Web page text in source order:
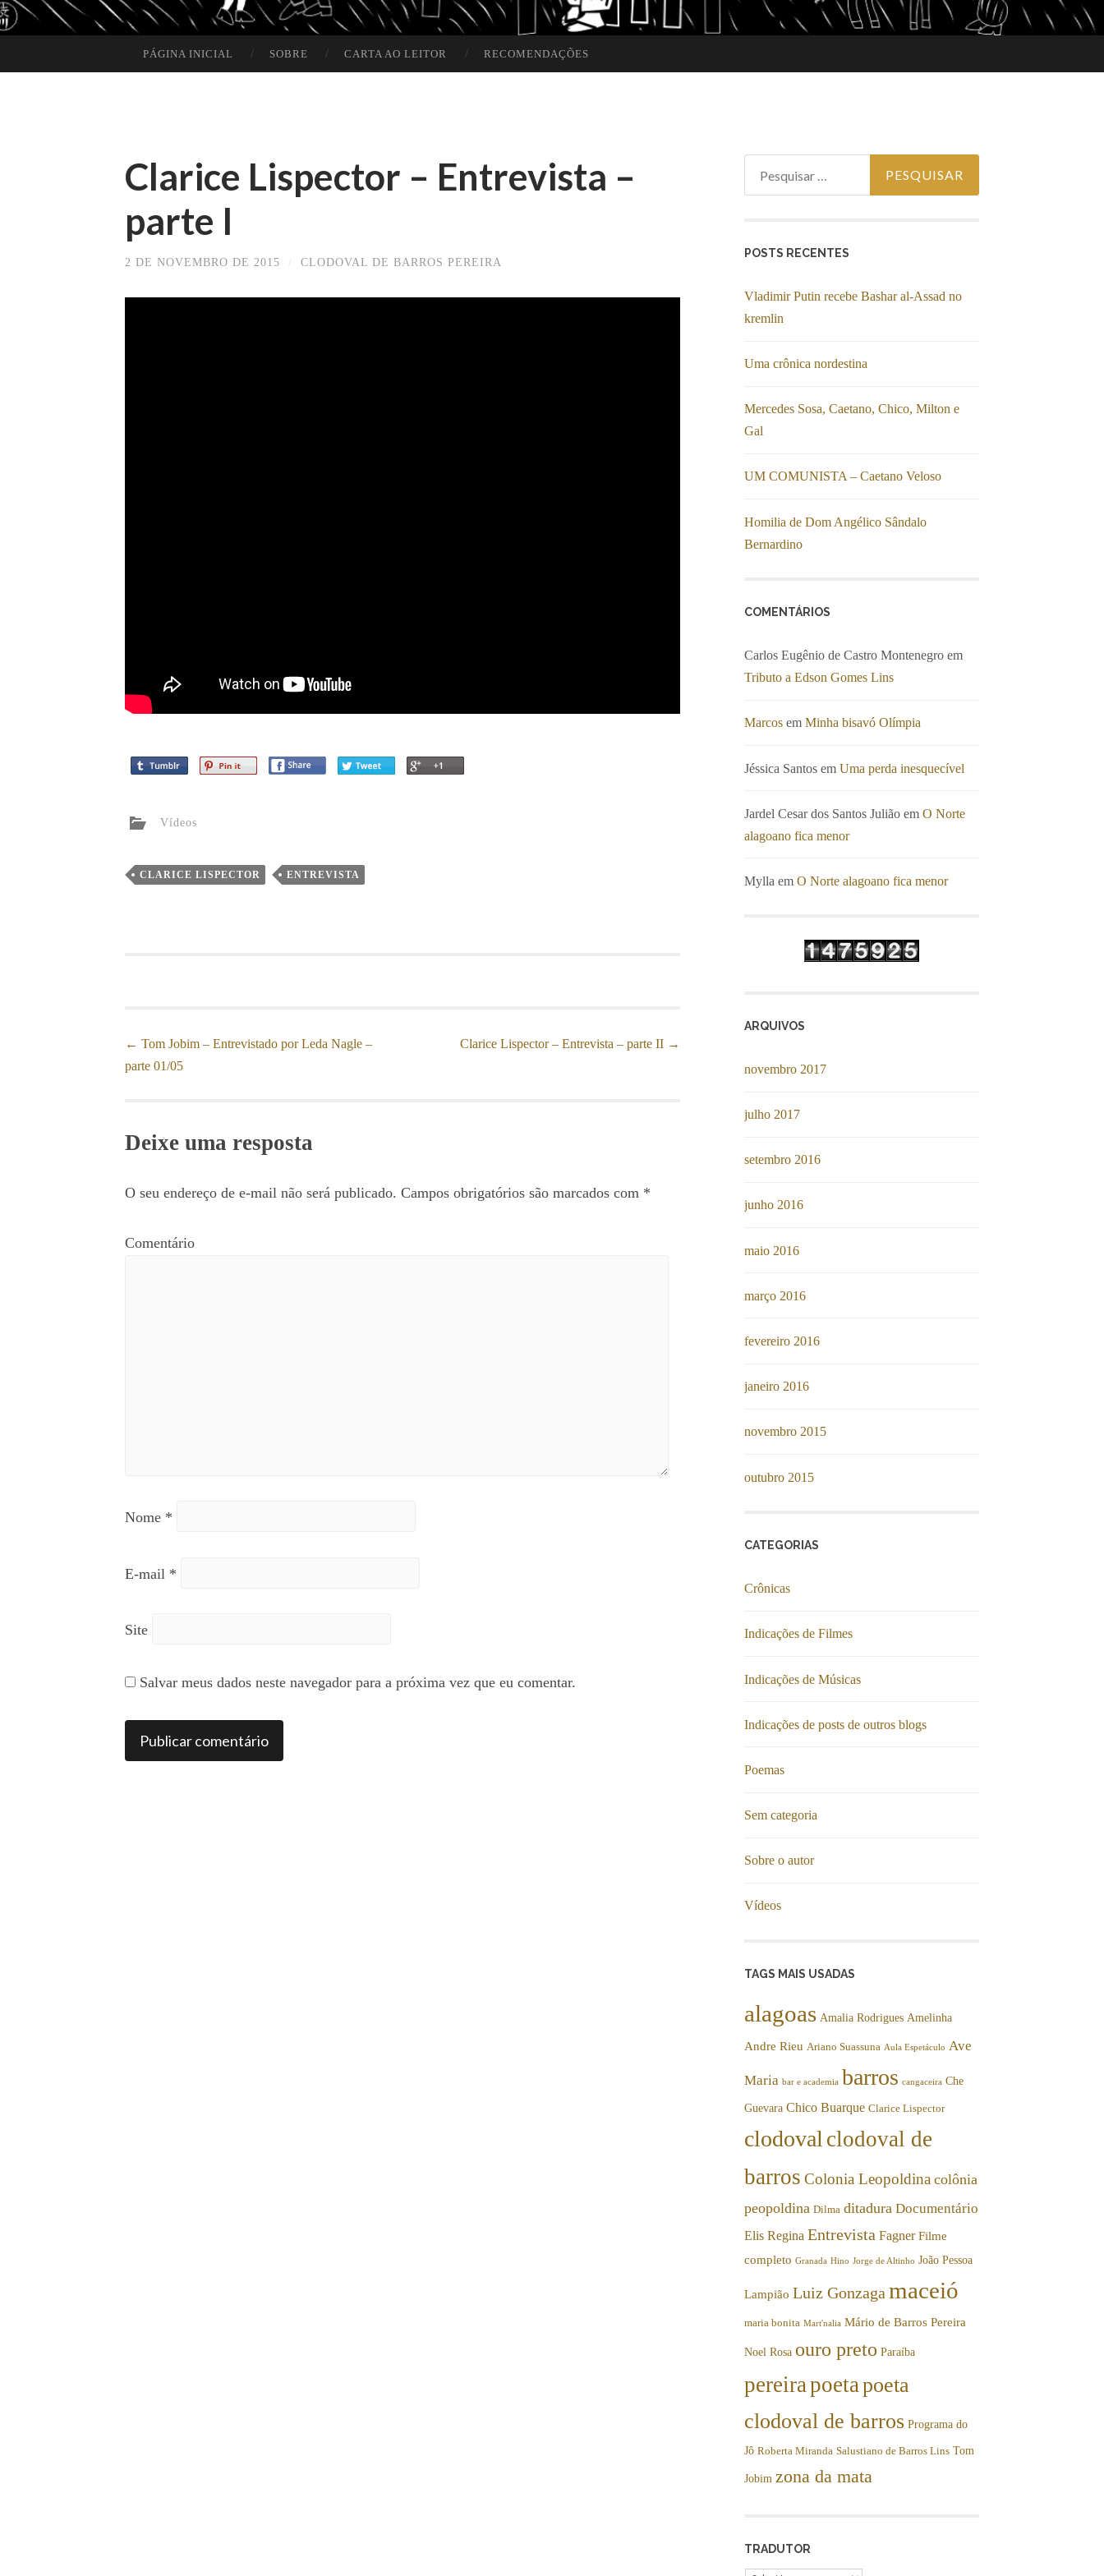
PÁGINA INICIAL SOBRE CARTA AO LEITOR RECOMENDAÇÕES
Clarice Lispector – Entrevista –
parte I
2 DE NOVEMBRO DE 2015 / CLODOVAL DE BARROS PEREIRA
Vídeos
CLARICE LISPECTOR ENTREVISTA
Post navigation
← Tom Jobim – Entrevistado por Leda Nagle –
parte 01/05
Clarice Lispector – Entrevista – parte II →
Deixe uma resposta
O seu endereço de e-mail não será publicado. Campos obrigatórios são marcados com *
Comentário
Nome *
E-mail *
Site
Salvar meus dados neste navegador para a próxima vez que eu comentar.
POSTS RECENTES
Vladimir Putin recebe Bashar al-Assad no
kremlin
Uma crônica nordestina
Mercedes Sosa, Caetano, Chico, Milton e
Gal
UM COMUNISTA – Caetano Veloso
Homilia de Dom Angélico Sândalo
Bernardino
COMENTÁRIOS
Carlos Eugênio de Castro Montenegro em
Tributo a Edson Gomes Lins
Marcos em Minha bisavó Olímpia
Jéssica Santos em Uma perda inesquecível
Jardel Cesar dos Santos Julião em O Norte
alagoano fica menor
Mylla em O Norte alagoano fica menor
ARQUIVOS
novembro 2017
julho 2017
setembro 2016
junho 2016
maio 2016
março 2016
fevereiro 2016
janeiro 2016
novembro 2015
outubro 2015
CATEGORIAS
Crônicas
Indicações de Filmes
Indicações de Músicas
Indicações de posts de outros blogs
Poemas
Sem categoria
Sobre o autor
Vídeos
TAGS MAIS USADAS
alagoas Amalia Rodrigues Amelinha
Andre Rieu Ariano Suassuna Aula Espetáculo Ave
Maria bar e academia barros cangaceira Che
Guevara Chico Buarque Clarice Lispector
clodoval clodoval de
barros Colonia Leopoldina colônia
peopoldina Dilma ditadura Documentário
Elis Regina Entrevista Fagner Filme
completo Granada Hino Jorge de Altinho João Pessoa
Lampião Luiz Gonzaga maceió
maria bonita Mart'nalia Mário de Barros Pereira
Noel Rosa ouro preto Paraíba
pereira poeta poeta
clodoval de barros Programa do
Jô Roberta Miranda Salustiano de Barros Lins Tom
Jobim zona da mata
TRADUTOR